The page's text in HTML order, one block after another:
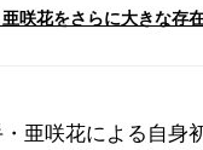
亜咲花をさらに大きな存
亜咲花による自身